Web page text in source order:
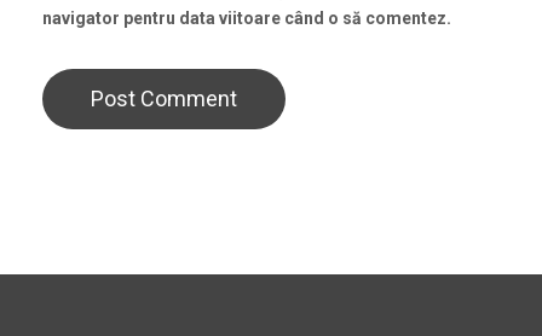
navigator pentru data viitoare când o să comentez.